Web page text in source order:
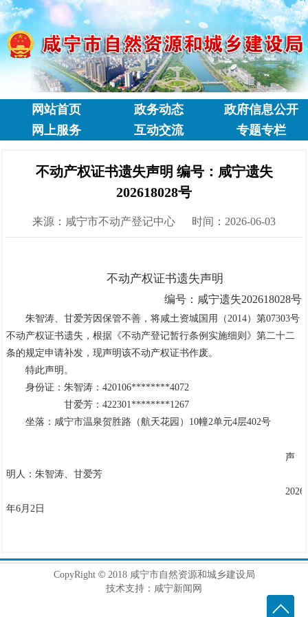
网站首页 政务动态
政府信息公开
网上服务
互动交流 专题专栏
不动产权证书遗失声明 编号：咸宁遗失
202618028号
来源：咸宁市不动产登记中心 时间：2026-06-03
不动产权证书遗失声明
编号：咸宁遗失202618028号
朱智涛、甘爱芳因保管不善，将咸土资城国用（2014）第07303号
不动产权证书遗失，根据《不动产登记暂行条例实施细则》第二十二
条的规定申请补发，现声明该不动产权证书作废。
特此声明。
身份证：朱智涛：420106********4072
甘爱芳：422301********1267
坐落：咸宁市温泉贺胜路（航天花园） 10幢2单元4层402号
声
明人：朱智涛、甘爱芳
2026
年6月2日
CopyRight ©2018 咸宁市自然资源和城乡建设局
技术支持：咸宁新闻网